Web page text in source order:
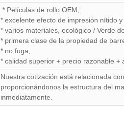
* Películas de rollo OEM;
* excelente efecto de impresión nítido y
* varios materiales, ecológico / Verde
* primera clase de la propiedad de
* no fuga;
* calidad superior + precio razonable +
Nuestra cotización está relacionada
proporcionándonos la estructura del
inmediatamente.